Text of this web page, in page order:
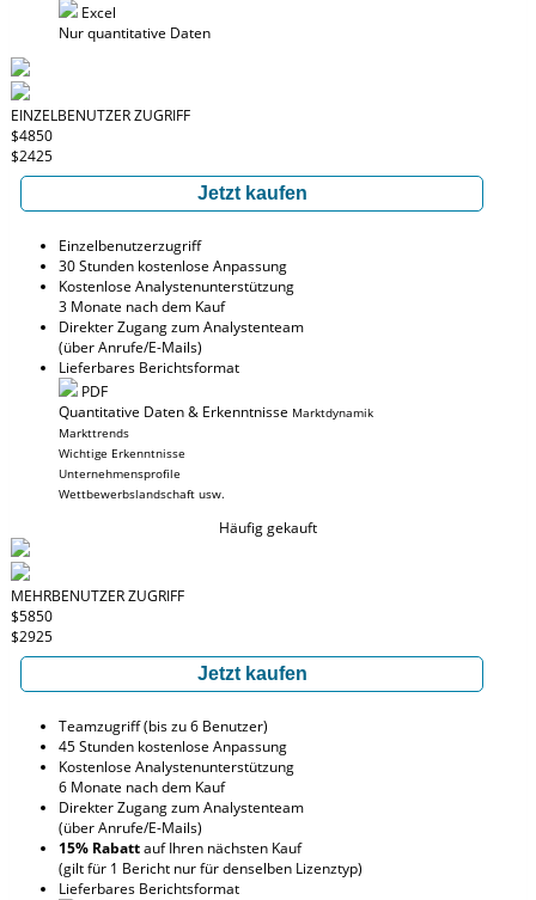
Excel
Nur quantitative Daten
EINZELBENUTZER ZUGRIFF
$4850
$2425
Jetzt kaufen
Einzelbenutzerzugriff
30 Stunden kostenlose Anpassung
Kostenlose Analystenunterstützung
3 Monate nach dem Kauf
Direkter Zugang zum Analystenteam
(über Anrufe/E-Mails)
Lieferbares Berichtsformat
PDF
Quantitative Daten & Erkenntnisse Marktdynamik
Markttrends
Wichtige Erkenntnisse
Unternehmensprofile
Wettbewerbslandschaft usw.
Häufig gekauft
MEHRBENUTZER ZUGRIFF
$5850
$2925
Jetzt kaufen
Teamzugriff (bis zu 6 Benutzer)
45 Stunden kostenlose Anpassung
Kostenlose Analystenunterstützung
6 Monate nach dem Kauf
Direkter Zugang zum Analystenteam
(über Anrufe/E-Mails)
15% Rabattauf Ihren nächsten Kauf
(gilt für 1 Bericht nur für denselben Lizenztyp)
Lieferbares Berichtsformat